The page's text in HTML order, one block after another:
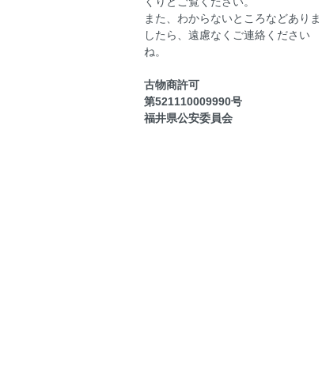
また、わからないところなどありま
したら、遠慮なくご連絡ください
ね。
古物商許可
第521110009990号
福井県公安委員会